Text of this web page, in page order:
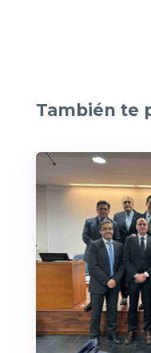
También te